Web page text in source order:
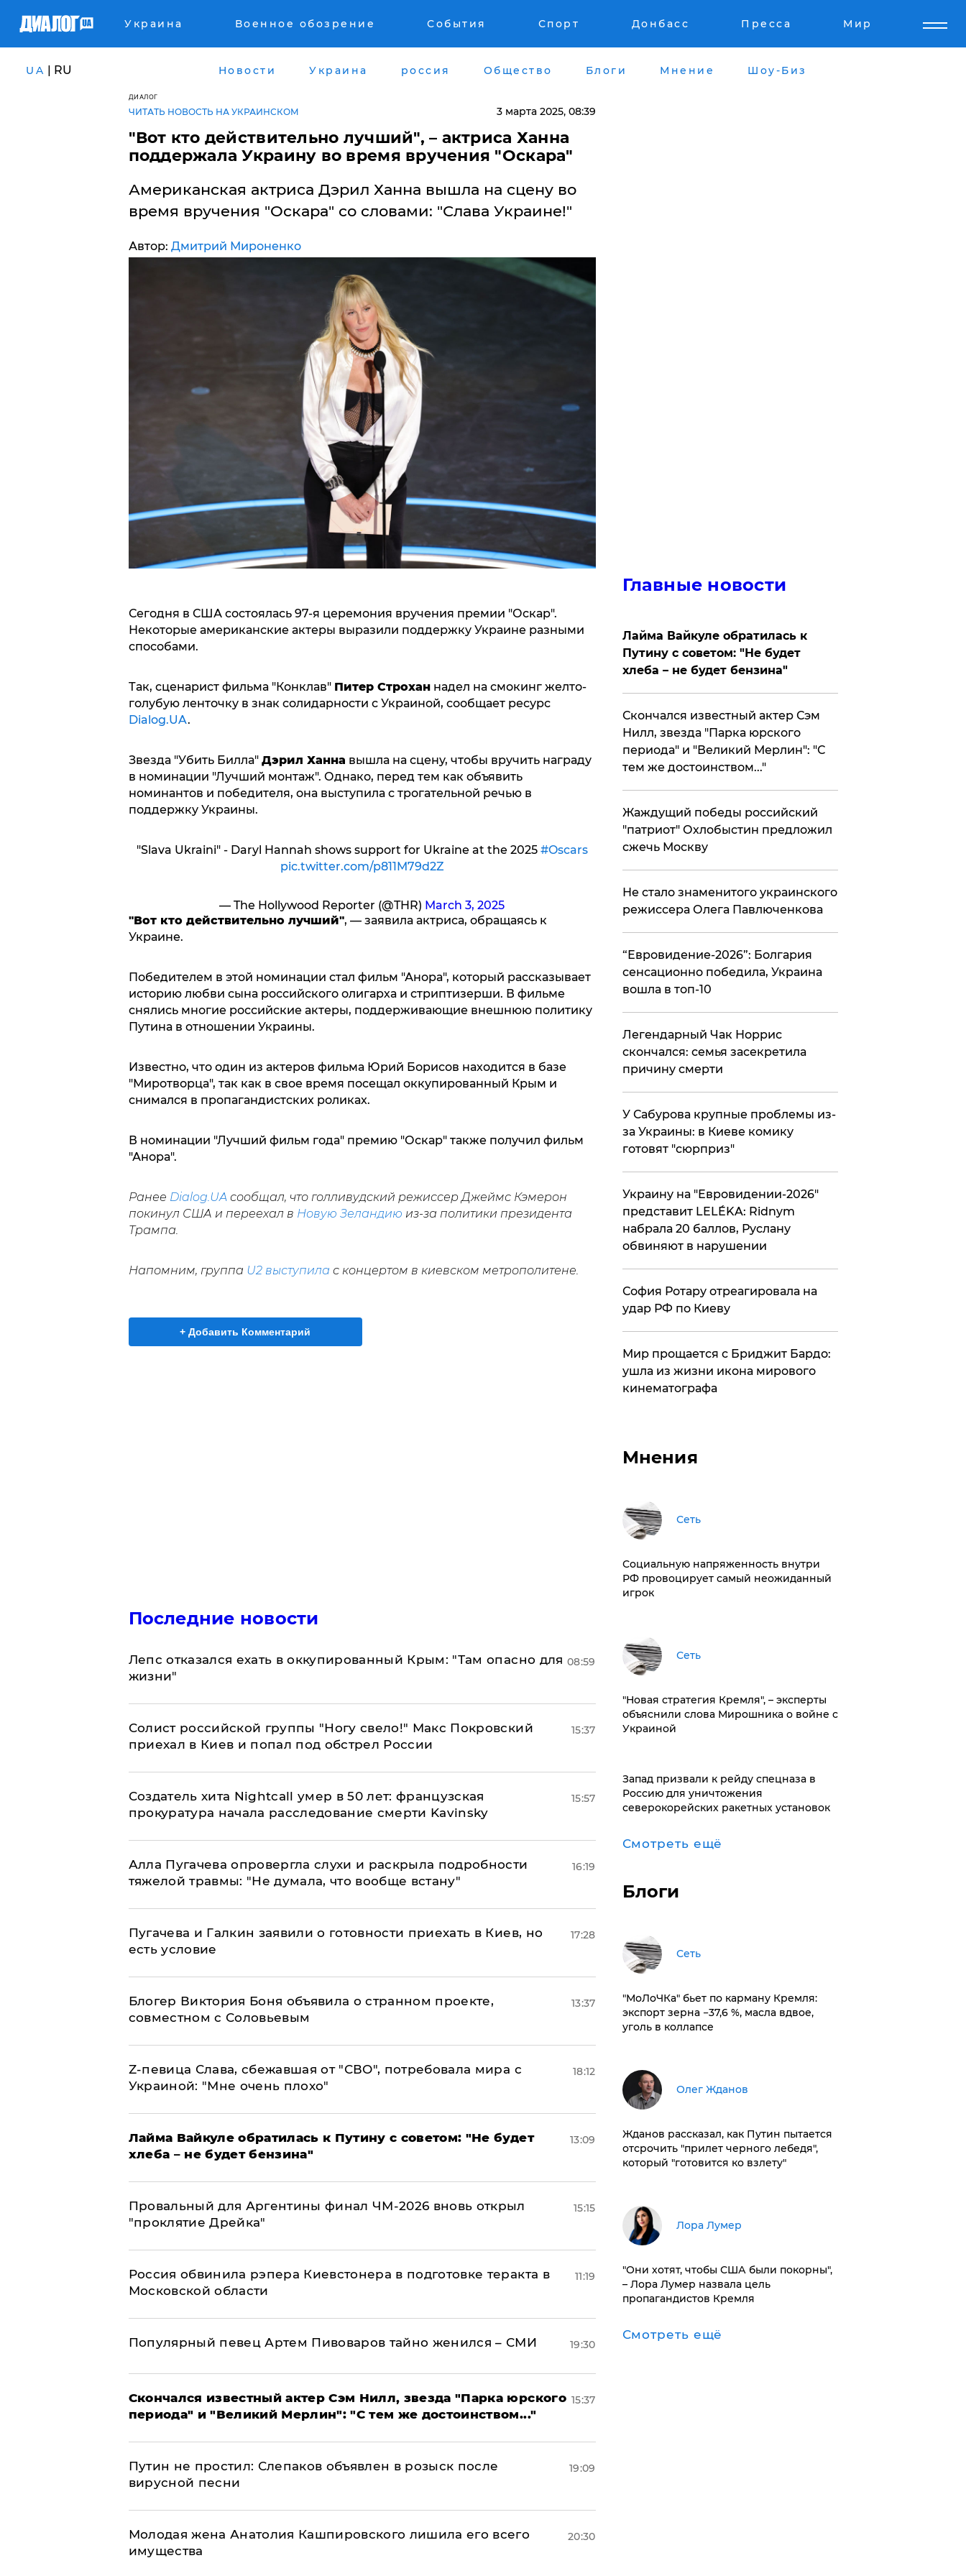
Украина Военное обозрение События Спорт Донбасс Пресса Мир
UA | RU Новости Украина россия Общество Блоги Мнение Шоу-Биз
ДИАЛОГ
ЧИТАТЬ НОВОСТЬ НА УКРАИНСКОМ 3 марта 2025, 08:39
​"Вот кто действительно лучший", – актриса Ханна
поддержала Украину во время вручения "Оскара"
Американская актриса Дэрил Ханна вышла на сцену во
время вручения "Оскара" со словами: "Слава Украине!"
Автор: Дмитрий Мироненко
Сегодня в США состоялась 97-я церемония вручения премии "Оскар".
Некоторые американские актеры выразили поддержку Украине разными
способами.
Так, сценарист фильма "Конклав" Питер Строханнадел на смокинг желто-
голубую ленточку в знак солидарности с Украиной, сообщает ресурс
Dialog.UA.
Звезда "Убить Билла" Дэрил Ханна вышла на сцену, чтобы вручить награду
в номинации "Лучший монтаж". Однако, перед тем как объявить
номинантов и победителя, она выступила с трогательной речью в
поддержку Украины.
"Slava Ukraini" - Daryl Hannah shows support for Ukraine at the 2025 #Oscars
pic.twitter.com/p811M79d2Z
— The Hollywood Reporter (@THR) March 3, 2025
"Вот кто действительно лучший", — заявила актриса, обращаясь к
Украине.
Победителем в этой номинации стал фильм "Анора", который рассказывает
историю любви сына российского олигарха и стриптизерши. В фильме
снялись многие российские актеры, поддерживающие внешнюю политику
Путина в отношении Украины.
Известно, что один из актеров фильма Юрий Борисов находится в базе
"Миротворца", так как в свое время посещал оккупированный Крым и
снимался в пропагандистских роликах.
В номинации "Лучший фильм года" премию "Оскар" также получил фильм
"Анора".
Ранее Dialog.UAсообщал, что голливудский режиссер Джеймс Кэмерон
покинул США и переехал в Новую Зеландию из-за политики президента
Трампа.
Напомним, группа U2 выступила с концертом в киевском метрополитене.
+ Добавить Комментарий
Последние новости
Лепс отказался ехать в оккупированный Крым: "Там опасно для
жизни"
08:59
Солист российской группы "Ногу свело!" Макс Покровский
приехал в Киев и попал под обстрел России
15:37
Создатель хита Nightcall умер в 50 лет: французская
прокуратура начала расследование смерти Kavinsky
15:57
Алла Пугачева опровергла слухи и раскрыла подробности
тяжелой травмы: "Не думала, что вообще встану"
16:19
Пугачева и Галкин заявили о готовности приехать в Киев, но
есть условие
17:28
Блогер Виктория Боня объявила о странном проекте,
совместном с Соловьевым
13:37
Z-певица Слава, сбежавшая от "СВО", потребовала мира с
Украиной: "Мне очень плохо"
18:12
Лайма Вайкуле обратилась к Путину с советом: "Не будет
хлеба – не будет бензина"
13:09
Провальный для Аргентины финал ЧМ-2026 вновь открыл
"проклятие Дрейка"
15:15
Россия обвинила рэпера Киевстонера в подготовке теракта в
Московской области
11:19
Популярный певец Артем Пивоваров тайно женился – СМИ 19:30
Скончался известный актер Сэм Нилл, звезда "Парка юрского
периода" и "Великий Мерлин": "С тем же достоинством..."
15:37
Путин не простил: Слепаков объявлен в розыск после
вирусной песни
19:09
Молодая жена Анатолия Кашпировского лишила его всего
имущества
20:30
Главные новости
Лайма Вайкуле обратилась к
Путину с советом: "Не будет
хлеба – не будет бензина"
Скончался известный актер Сэм
Нилл, звезда "Парка юрского
периода" и "Великий Мерлин": "С
тем же достоинством..."
Жаждущий победы российский
"патриот" Охлобыстин предложил
сжечь Москву
Не стало знаменитого украинского
режиссера Олега Павлюченкова
​“Евровидение-2026”: Болгария
сенсационно победила, Украина
вошла в топ-10
​Легендарный Чак Норрис
скончался: семья засекретила
причину смерти
У Сабурова крупные проблемы из-
за Украины: в Киеве комику
готовят "сюрприз"
Украину на "Евровидении-2026"
представит LELÉKA: Ridnym
набрала 20 баллов, Руслану
обвиняют в нарушении
София Ротару отреагировала на
удар РФ по Киеву
Мир прощается с Бриджит Бардо:
ушла из жизни икона мирового
кинематографа
Мнения
Сеть
Социальную напряженность внутри
РФ провоцирует самый неожиданный
игрок
Сеть
"Новая стратегия Кремля", – эксперты
объяснили слова Мирошника о войне с
Украиной
Запад призвали к рейду спецназа в
Россию для уничтожения
северокорейских ракетных установок
Смотреть ещё
Блоги
Сеть
​"МоЛоЧКа" бьет по карману Кремля:
экспорт зерна −37,6 %, масла вдвое,
уголь в коллапсе
Олег Жданов
Жданов рассказал, как Путин пытается
отсрочить "прилет черного лебедя",
который "готовится ко взлету"
​Лора Лумер
"Они хотят, чтобы США были покорны",
– Лора Лумер назвала цель
пропагандистов Кремля
Смотреть ещё